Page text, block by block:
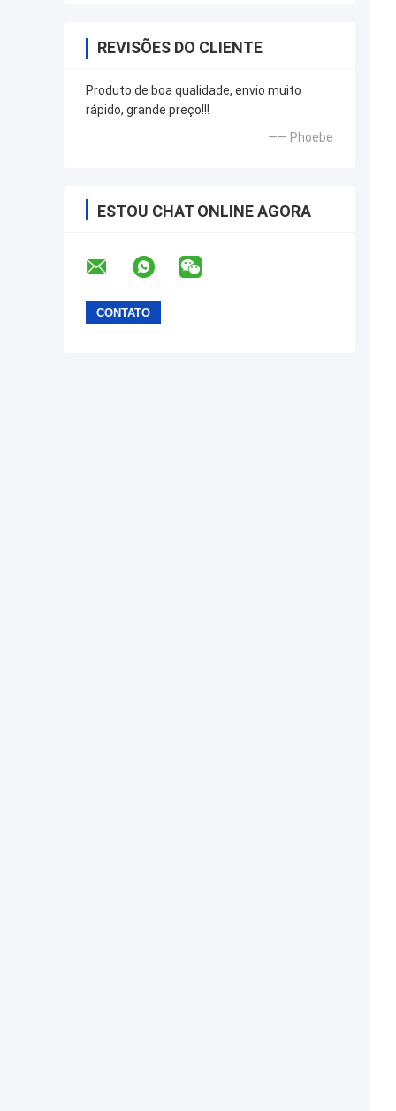
REVISÕES DO CLIENTE
Produto de boa qualidade, envio muito
rápido, grande preço!!!
—— Phoebe
ESTOU CHAT ONLINE AGORA